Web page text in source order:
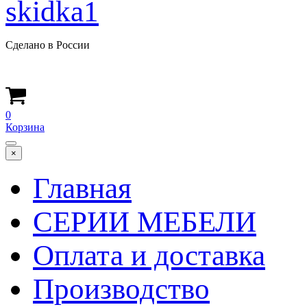
Сделано в России
0
Корзина
×
Главная
СЕРИИ МЕБЕЛИ
Оплата и доставка
Производство